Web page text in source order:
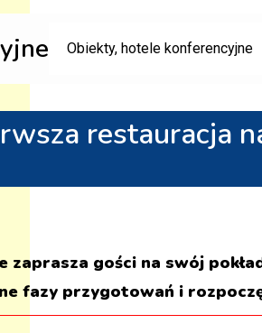
Obiekty, hotele konferencyjne
restauracja
gości na swój
fazy przygotowań i